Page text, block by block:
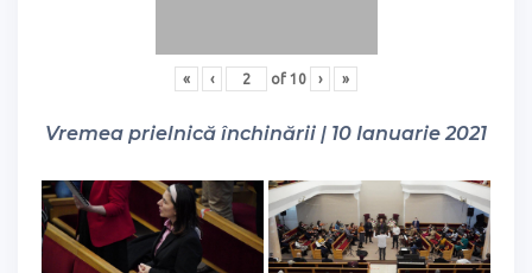
« ‹ of 10 › »
Vremea prielnică închinării | 10 Ianuarie 2021